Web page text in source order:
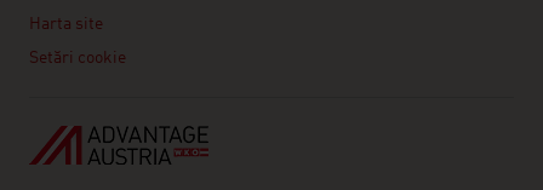
Harta site
Setări cookie